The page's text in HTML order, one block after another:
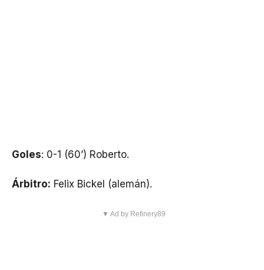
Goles: 0-1 (60’) Roberto.
Árbitro: Felix Bickel (alemán).
▼ Ad by Refinery89